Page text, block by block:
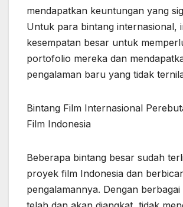
mendapatkan keuntungan yang
Untuk para bintang internasional,
kesempatan besar untuk
portofolio mereka dan
pengalaman baru yang tidak
Bintang Film Internasional
Film Indonesia
Beberapa bintang besar sudah
proyek film Indonesia dan
pengalamannya. Dengan